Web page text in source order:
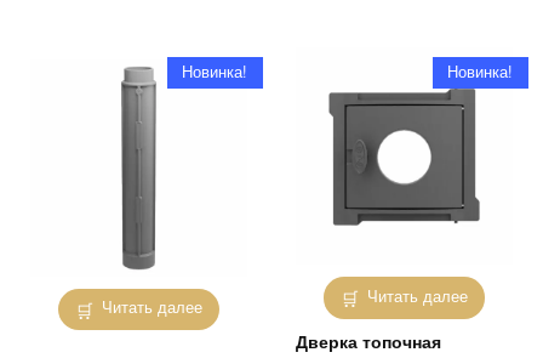
Читать далее
Новинка!
Читать далее
Новинка!
Дверка топочная